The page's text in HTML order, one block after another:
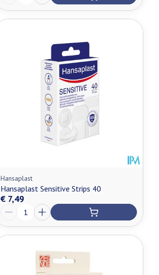
Hansaplast
Hansaplast Sensitive Strips 40
€ 7,49